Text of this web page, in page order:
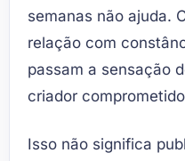
semanas não ajuda.
relação com
passam a sensação
criador
Isso não significa